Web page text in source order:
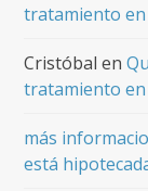
tratamiento en
Cristóbal en
tratamiento en
más
está